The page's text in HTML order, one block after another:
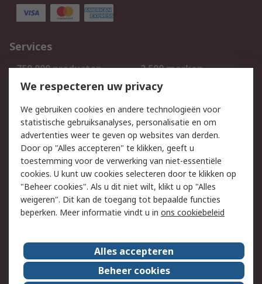
Services
750.000 producten
2.500 merken
Bestellen
Inkoopoplossingen
Track & Trace
Wettelijk
Cookiebeleid
Email veiligheid
Privacybeleid
Websitevoorwaarden
Algemene
verkoopvoorwaarden
Over RS
RS Group
Over ons
We respecteren uw privacy
We gebruiken cookies en andere technologieën voor
statistische gebruiksanalyses, personalisatie en om
advertenties weer te geven op websites van derden.
Door op "Alles accepteren" te klikken, geeft u
toestemming voor de verwerking van niet-essentiële
cookies. U kunt uw cookies selecteren door te klikken op
"Beheer cookies". Als u dit niet wilt, klikt u op "Alles
weigeren". Dit kan de toegang tot bepaalde functies
beperken. Meer informatie vindt u in ons cookiebeleid
Alles accepteren
Beheer cookies